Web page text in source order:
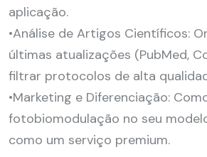
aplicação.
•Análise de Artigos Científicos:
últimas atualizações (PubMed,
filtrar protocolos de alta
•Marketing e Diferenciação:
fotobiomodulação no seu
como um serviço premium.